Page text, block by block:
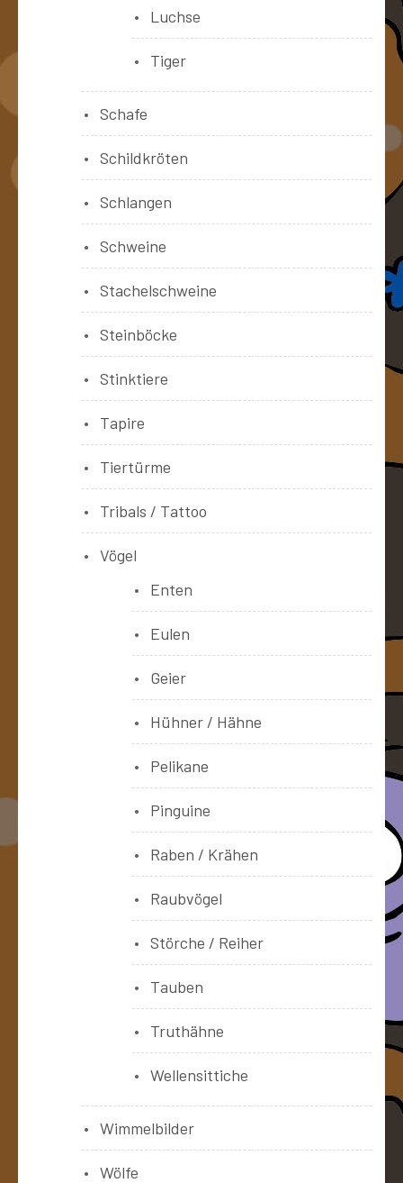
Luchse
Tiger
Schafe
Schildkröten
Schlangen
Schweine
Stachelschweine
Steinböcke
Stinktiere
Tapire
Tiertürme
Tribals / Tattoo
Vögel
Enten
Eulen
Geier
Hühner / Hähne
Pelikane
Pinguine
Raben / Krähen
Raubvögel
Störche / Reiher
Tauben
Truthähne
Wellensittiche
Wimmelbilder
Wölfe